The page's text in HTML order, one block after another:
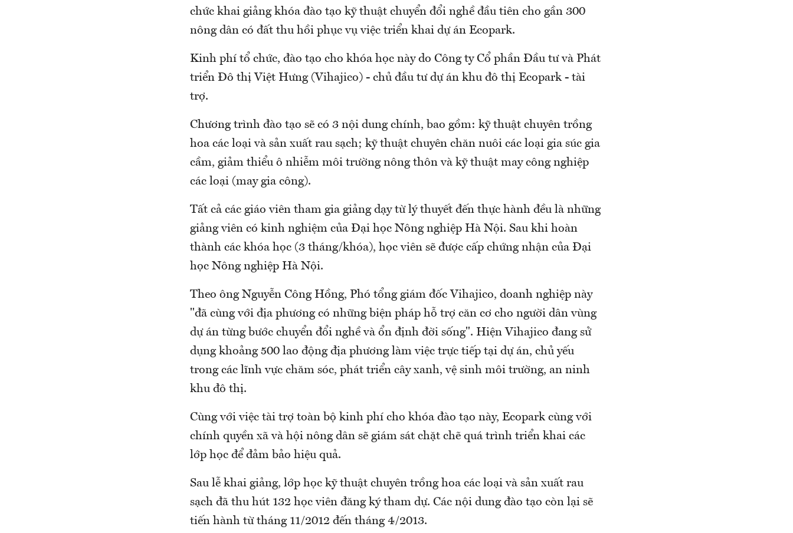
chức khai giảng khóa đào tạo kỹ thuật chuyển đổi nghề đầu tiên cho gần 300
nông dân có đất thu hồi phục vụ việc triển khai dự án Ecopark.
Kinh phí tổ chức, đào tạo cho khóa học này do Công ty Cổ phần Đầu tư và Phát
triển Đô thị Việt Hưng (Vihajico) - chủ đầu tư dự án khu đô thị Ecopark - tài
trợ.
Chương trình đào tạo sẽ có 3 nội dung chính, bao gồm: kỹ thuật chuyên trồng
hoa các loại và sản xuất rau sạch; kỹ thuật chuyên chăn nuôi các loại gia súc gia
cầm, giảm thiểu ô nhiễm môi trường nông thôn và kỹ thuật may công nghiệp
các loại (may gia công).
Tất cả các giáo viên tham gia giảng dạy từ lý thuyết đến thực hành đều là những
giảng viên có kinh nghiệm của Đại học Nông nghiệp Hà Nội. Sau khi hoàn
thành các khóa học (3 tháng/khóa), học viên sẽ được cấp chứng nhận của Đại
học Nông nghiệp Hà Nội.
Theo ông Nguyễn Công Hồng, Phó tổng giám đốc Vihajico, doanh nghiệp này
"đã cùng với địa phương có những biện pháp hỗ trợ căn cơ cho người dân vùng
dự án từng bước chuyển đổi nghề và ổn định đời sống". Hiện Vihajico đang sử
dụng khoảng 500 lao động địa phương làm việc trực tiếp tại dự án, chủ yếu
trong các lĩnh vực chăm sóc, phát triển cây xanh, vệ sinh môi trường, an ninh
khu đô thị.
Cùng với việc tài trợ toàn bộ kinh phí cho khóa đào tạo này, Ecopark cùng với
chính quyền xã và hội nông dân sẽ giám sát chặt chẽ quá trình triển khai các
lớp học để đảm bảo hiệu quả.
Sau lễ khai giảng, lớp học kỹ thuật chuyên trồng hoa các loại và sản xuất rau
sạch đã thu hút 132 học viên đăng ký tham dự. Các nội dung đào tạo còn lại sẽ
tiến hành từ tháng 11/2012 đến tháng 4/2013.